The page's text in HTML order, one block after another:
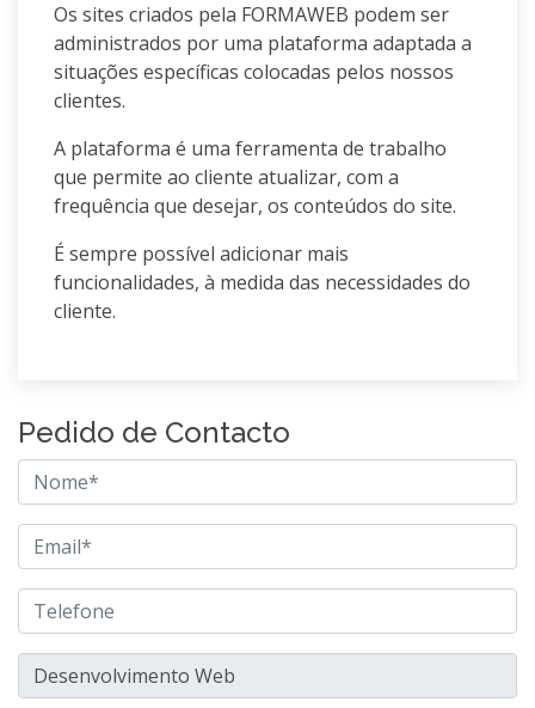
Os sites criados pela FORMAWEB podem ser
administrados por uma plataforma adaptada a
situações específicas colocadas pelos nossos
clientes.
A plataforma é uma ferramenta de trabalho
que permite ao cliente atualizar, com a
frequência que desejar, os conteúdos do site.
É sempre possível adicionar mais
funcionalidades, à medida das necessidades do
cliente.
Pedido de Contacto